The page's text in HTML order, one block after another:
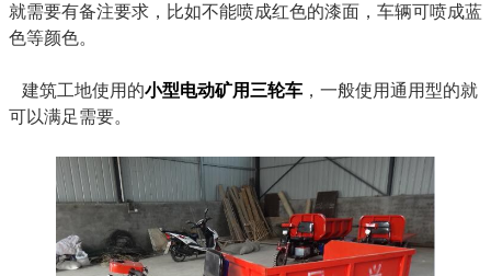
就需要有备注要求，比如不能喷成红色的漆面，车辆可喷成蓝
色等颜色。
建筑工地使用的小型电动矿用三轮车 ，一般使用通用型的就
可以满足需要。